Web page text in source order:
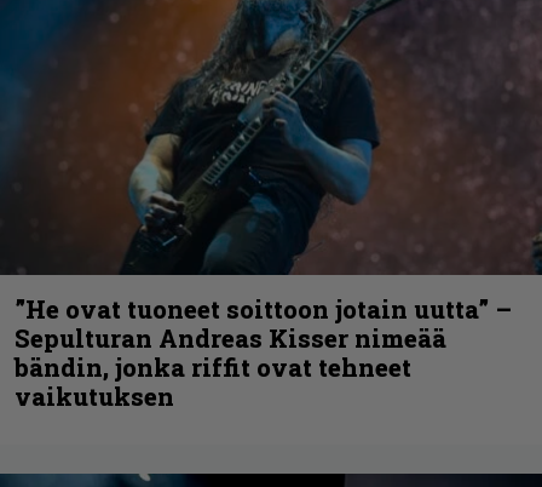
”He ovat tuoneet soittoon jotain uutta” –
Sepulturan Andreas Kisser nimeää
bändin, jonka riffit ovat tehneet
vaikutuksen